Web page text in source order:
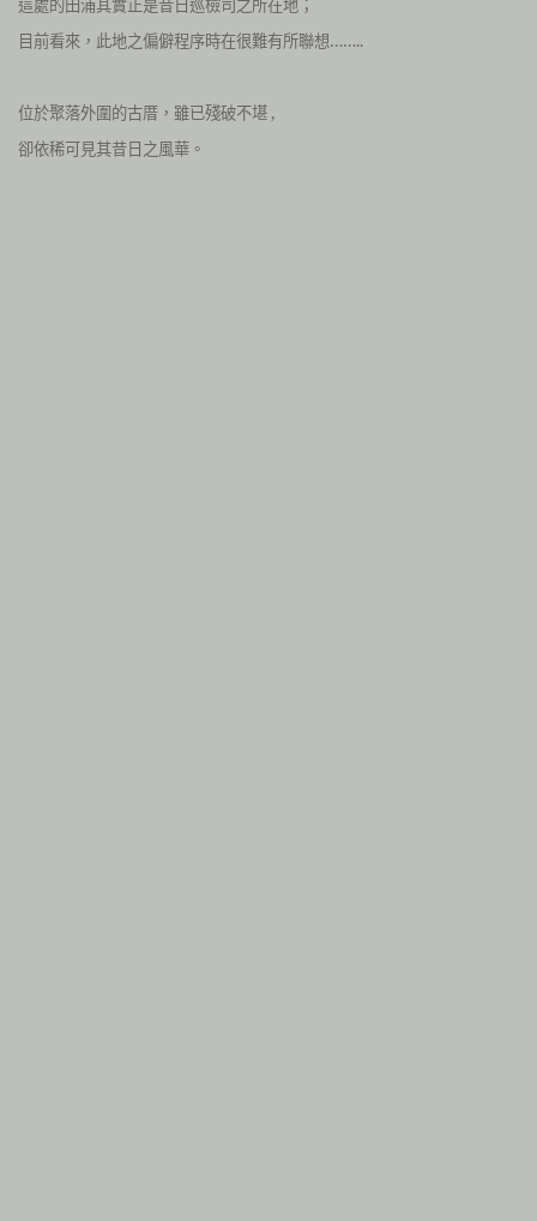
這處的田浦其實正是昔日巡檢司之所在地；
目前看來，此地之偏僻程序時在很難有所聯想……..
位於聚落外圍的古厝，雖已殘破不堪 ,
卻依稀可見其昔日之風華。